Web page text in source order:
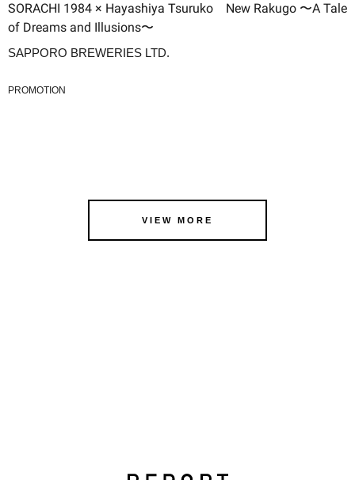
SORACHI 1984 × Hayashiya Tsuruko New Rakugo 〜A Tale
of Dreams and Illusions〜
SAPPORO BREWERIES LTD.
PROMOTION
VIEW MORE